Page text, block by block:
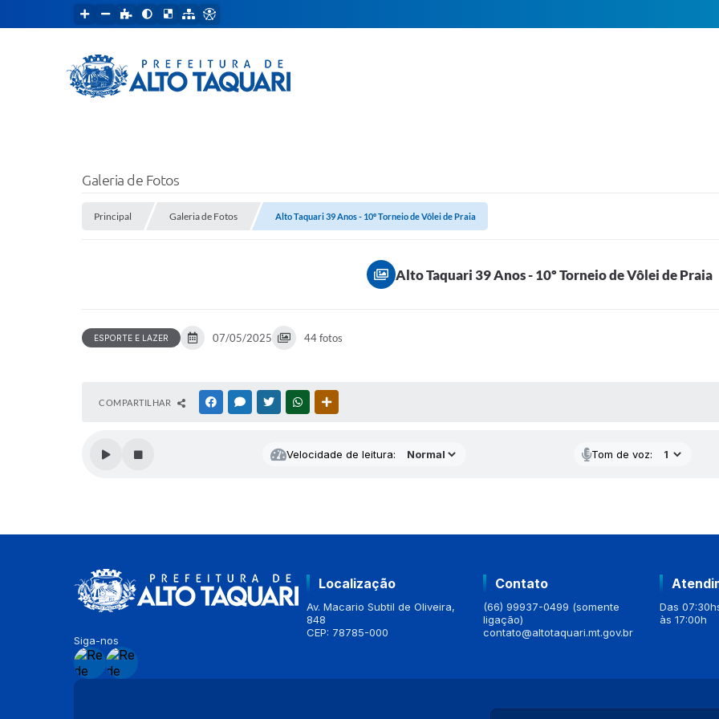
Galeria de Fotos
Principal Galeria de Fotos Alto Taquari 39 Anos - 10º Torneio de Vôlei de Praia
Alto Taquari 39 Anos - 10º Torneio de Vôlei de Praia
ESPORTE E LAZER 07/05/2025 44 fotos
COMPARTILHAR FACEBOOKMESSENGER
TWITTERWHATSAPP
Velocidade de leitura: Tom de voz:
Siga-nos
Localização
Av. Macario Subtil de Oliveira,
848
CEP: 78785-000
Contato
(66) 99937-0499 (somente
ligação)
contato@altotaquari.mt.gov.br
Das
às 17:00h